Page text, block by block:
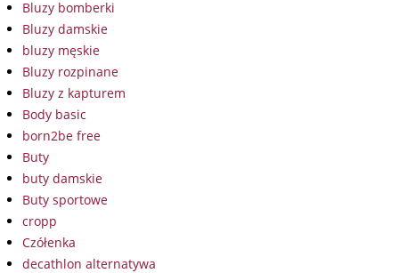
Bluzy bomberki
Bluzy damskie
bluzy męskie
Bluzy rozpinane
Bluzy z kapturem
Body basic
born2be free
Buty
buty damskie
Buty sportowe
cropp
Czółenka
decathlon alternatywa